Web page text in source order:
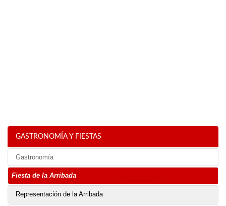
GASTRONOMÍA Y FIESTAS
Gastronomía
Fiesta de la Arribada
Representación de la Arribada